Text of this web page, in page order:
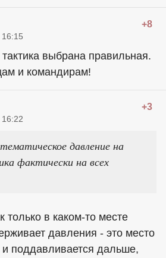
+8
выбрана правильная.
и командирам!
+3
давление на
фактически на всех
только в каком-то месте
давления - это место
и поддавливается дальше,